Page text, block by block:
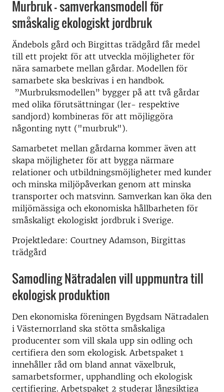
Murbruk - samverkansmodell för
småskalig ekologiskt jordbruk
Ändebols gård och Birgittas trädgård får medel
till ett projekt för att utveckla möjligheter för
nära samarbete mellan gårdar. Modellen för
samarbete ska beskrivas i en handbok.
”Murbruksmodellen” bygger på att två gårdar
med olika förutsättningar (ler- respektive
sandjord) kombineras för att möjliggöra
någonting nytt ("murbruk").
Samarbetet mellan gårdarna kommer även att
skapa möjligheter för att bygga närmare
relationer och utbildningsmöjligheter med kunder
och minska miljöpåverkan genom att minska
transporter och matsvinn. Samverkan kan öka den
miljömässiga och ekonomiska hållbarheten för
småskaligt ekologiskt jordbruk i Sverige.
Projektledare: Courtney Adamson, Birgittas
trädgård
Samodling Nätradalen vill uppmuntra till
ekologisk produktion
Den ekonomiska föreningen Bygdsam Nätradalen
i Västernorrland ska stötta småskaliga
producenter som vill skala upp sin odling och
certifiera den som ekologisk. Arbetspaket 1
innehåller råd om bland annat växelbruk,
samarbetsformer, upphandling och ekologisk
certifiering. Arbetspaket 2 studerar långsiktiga